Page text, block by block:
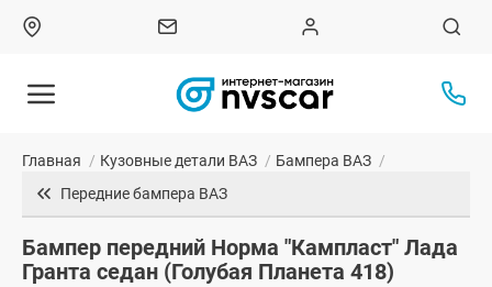
Главная / Кузовные детали ВАЗ / Бампера ВАЗ /
Передние бампера ВАЗ
Бампер передний Норма "Кампласт" Лада
Гранта седан (Голубая Планета 418)